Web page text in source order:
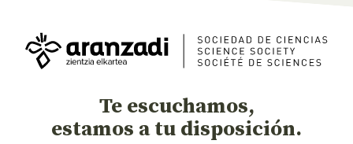
Te escuchamos,
estamos a tu disposición.